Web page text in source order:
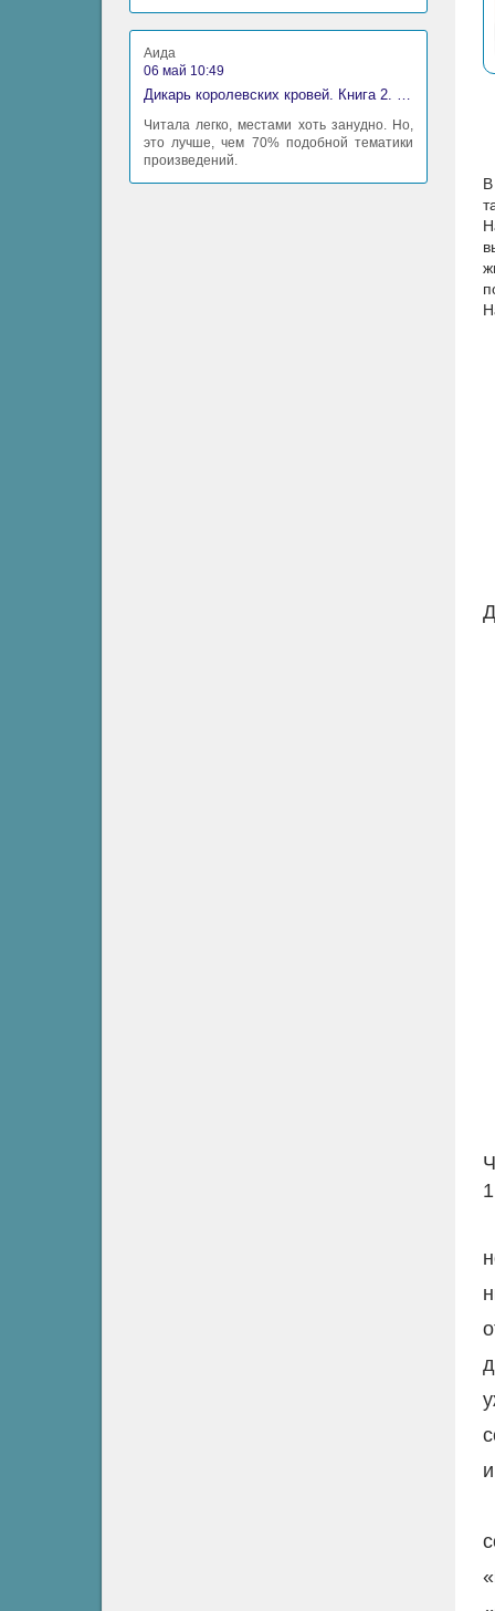
1
Аида
06 май 10:49
Дикарь королевских кровей. Книга 2. Леди-фаворитка - Анна Сергеевна Гаврилова
Читала легко, местами хоть занудно. Но,
это лучше, чем 70% подобной тематики
произведений.